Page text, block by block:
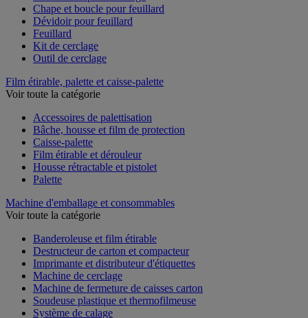
Accessoires pour cerclage
Chape et boucle pour feuillard
Dévidoir pour feuillard
Feuillard
Kit de cerclage
Film étirable, palette et caisse-palette
Accessoires de palettisation
Bâche, housse et film de protection
Caisse-palette
Film étirable et dérouleur
Housse rétractable et pistolet
Machine d'emballage et consommables
Banderoleuse et film étirable
Destructeur de carton et compacteur
Imprimante et distributeur d'étiquettes
Machine de cerclage
Machine de fermeture de caisses carton
Soudeuse plastique et thermofilmeuse